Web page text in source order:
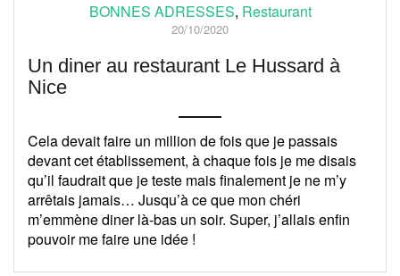
BONNES ADRESSES, Restaurant
20/10/2020
Un diner au restaurant Le Hussard à
Nice
Cela devait faire un million de fois que je passais
devant cet établissement, à chaque fois je me disais
qu’il faudrait que je teste mais finalement je ne m’y
arrêtais jamais… Jusqu’à ce que mon chéri
m’emmène diner là-bas un soir. Super, j’allais enfin
pouvoir me faire une idée !